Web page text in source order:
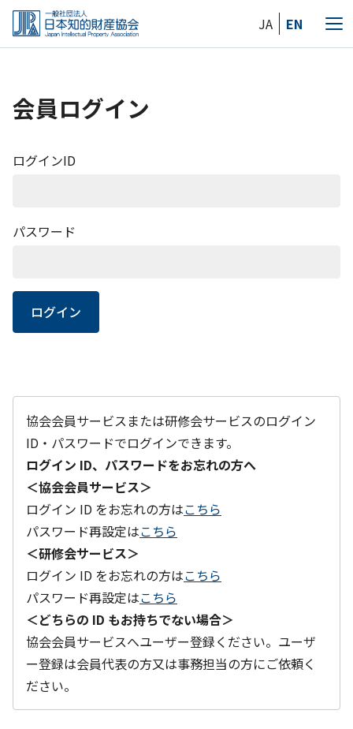
Skip
the
JA EN
メ
会員ログイン
ログインID
パスワード
ログイン
協会会員サービスまたは研修会サービスのログイン
ID・パスワードでログインできます。
ログイン ID、パスワードをお忘れの方へ
＜協会会員サービス＞
ログイン ID をお忘れの方はこちら
パスワード再設定はこちら
＜研修会サービス＞
ログイン ID をお忘れの方はこちら
パスワード再設定はこちら
＜どちらの ID もお持ちでない場合＞
協会会員サービスへユーザー登録ください。ユーザ
ー登録は会員代表の方又は事務担当の方にご依頼く
ださい。